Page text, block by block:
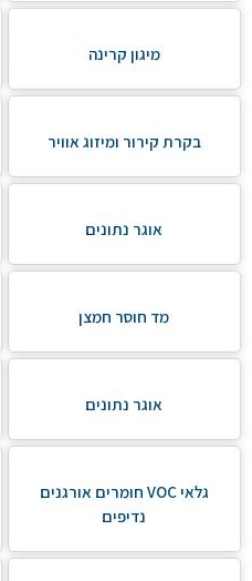
מיגון קרינה
בקרת קירור ומיזוג אוויר
אוגר נתונים
מד חוסר חמצן
אוגר נתונים
גלאי VOC חומרים אורגנים
נדיפים